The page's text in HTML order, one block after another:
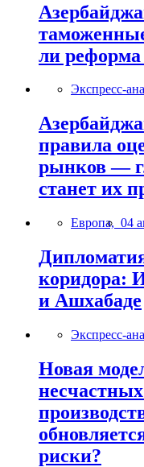
ли реформа
Экспресс-
правила
рынков —
станет их
Европа, 04
коридора:
и Ашхабаде
Экспресс-
Новая
риски?